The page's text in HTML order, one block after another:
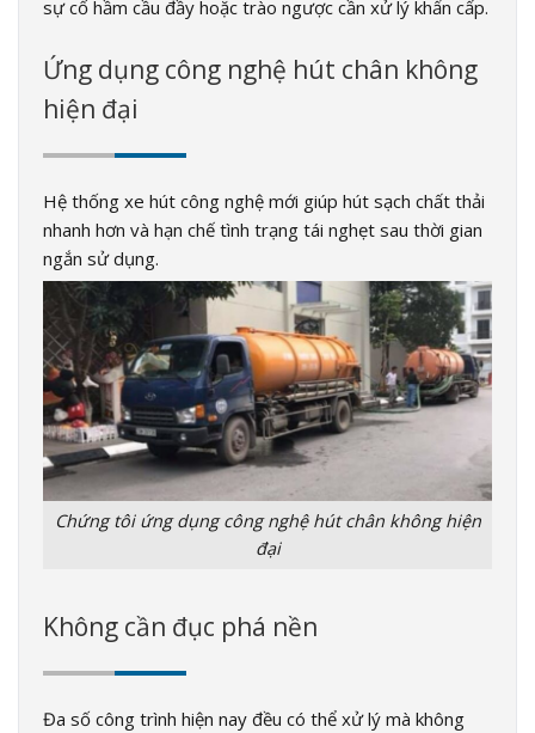
sự cố hầm cầu đầy hoặc trào ngược cần xử lý khẩn cấp.
Ứng dụng công nghệ hút chân không
hiện đại
Hệ thống xe hút công nghệ mới giúp hút sạch chất thải
nhanh hơn và hạn chế tình trạng tái nghẹt sau thời gian
ngắn sử dụng.
Chứng tôi ứng dụng công nghệ hút chân không hiện
đại
Không cần đục phá nền
Đa số công trình hiện nay đều có thể xử lý mà không